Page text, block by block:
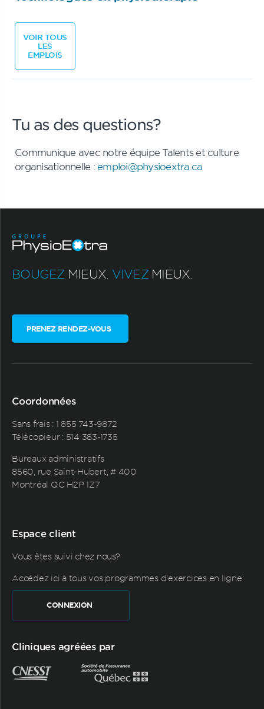
VOIR TOUS
LES
EMPLOIS
Tu as des questions?
Communique avec notre équipe Talents et culture
organisationnelle : emploi@physioextra.ca
BOUGEZ MIEUX. VIVEZ MIEUX.
PRENEZ RENDEZ-VOUS
Coordonnées
Sans frais : 1 855 743-9872
Télécopieur : 514 383-1735
Bureaux administratifs
8560, rue Saint-Hubert, # 400
Montréal QC H2P 1Z7
Espace client
Vous êtes suivi chez nous?
Accédez ici à tous vos programmes d'exercices en ligne:
CONNEXION
Cliniques agréées par